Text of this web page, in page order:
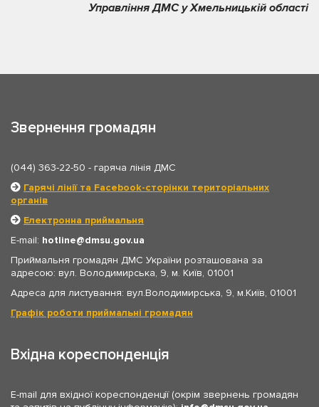
Управління ДМС у Хмельницькій області
Звернення громадян
(044) 363-22-50 - гаряча лінія ДМС
Гарячі лінії та Facebook-сторінки територіальних
органів
Електронна приймальня
E-mail: hotline
dmsu.gov.ua
Приймальня громадян ДМС України розташована за
адресою: вул. Володимирська, 9, м. Київ, 01001
Адреса для листування: вул.Володимирська, 9, м.Київ, 01001
Графік роботи приймальні громадян
Вхідна кореспонденція
E-mail для вхідної кореспонденції (окрім звернень громадян